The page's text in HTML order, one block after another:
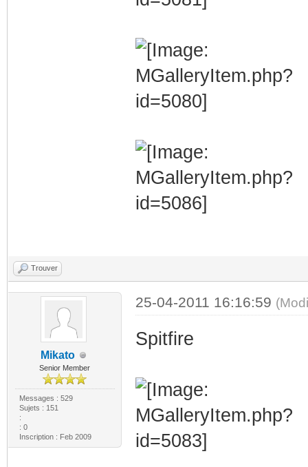
Trouver
Mikato
Senior Member
Messages : 529
Sujets : 151
:
: 0
Inscription : Feb 2009
25-04-2011 16:16:59
Spitfire